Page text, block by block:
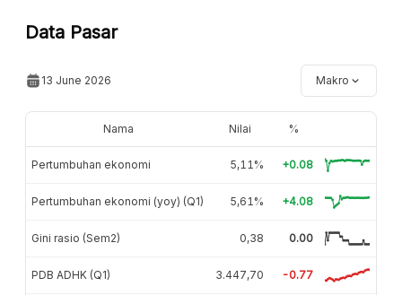
Data Pasar
13 June 2026 Makro
Nama Nilai %
Pertumbuhan ekonomi 5,11% +0.08
Pertumbuhan ekonomi (yoy) (Q1) 5,61% +4.08
Gini rasio (Sem2) 0,38 0.00
PDB ADHK (Q1) 3.447,70 -0.77